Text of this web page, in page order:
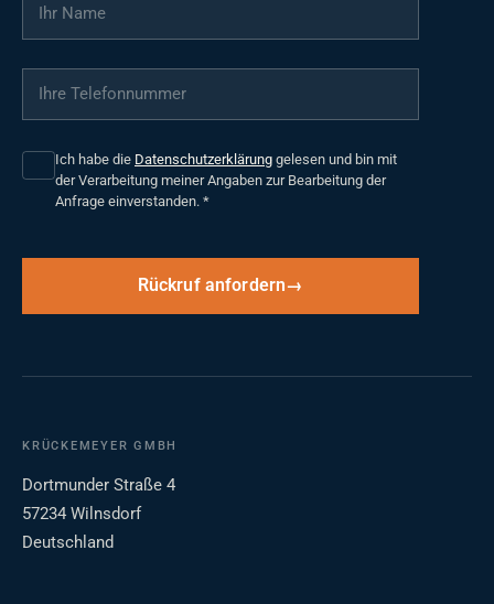
Ihre Telefonnummer
Ich habe die Datenschutzerklärung gelesen und bin mit
der Verarbeitung meiner Angaben zur Bearbeitung der
Anfrage einverstanden. *
Rückruf anfordern
KRÜCKEMEYER GMBH
Dortmunder Straße 4
57234 Wilnsdorf
Deutschland